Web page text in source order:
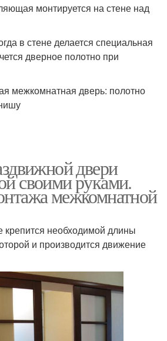
монтируется на стене над
в стене делается специальная
дверное полотно при
межкомнатная дверь: полотно
двери
своими руками.
межкомнатной
крепится необходимой длины
и производится движение